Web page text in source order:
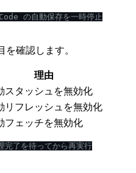
の自動保存を一時停止
確認します。
理由
スタッシュを無効化
リフレッシュを無効化
フェッチを無効化
了を待ってから再実行